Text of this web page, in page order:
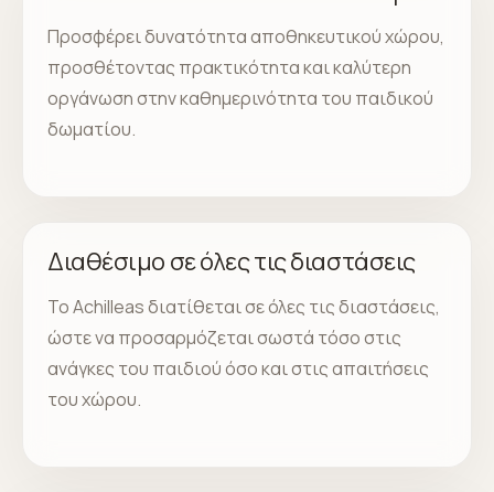
Προσφέρει δυνατότητα αποθηκευτικού χώρου,
προσθέτοντας πρακτικότητα και καλύτερη
οργάνωση στην καθημερινότητα του παιδικού
δωματίου.
Διαθέσιμο σε όλες τις διαστάσεις
Το Achilleas διατίθεται σε όλες τις διαστάσεις,
ώστε να προσαρμόζεται σωστά τόσο στις
ανάγκες του παιδιού όσο και στις απαιτήσεις
του χώρου.